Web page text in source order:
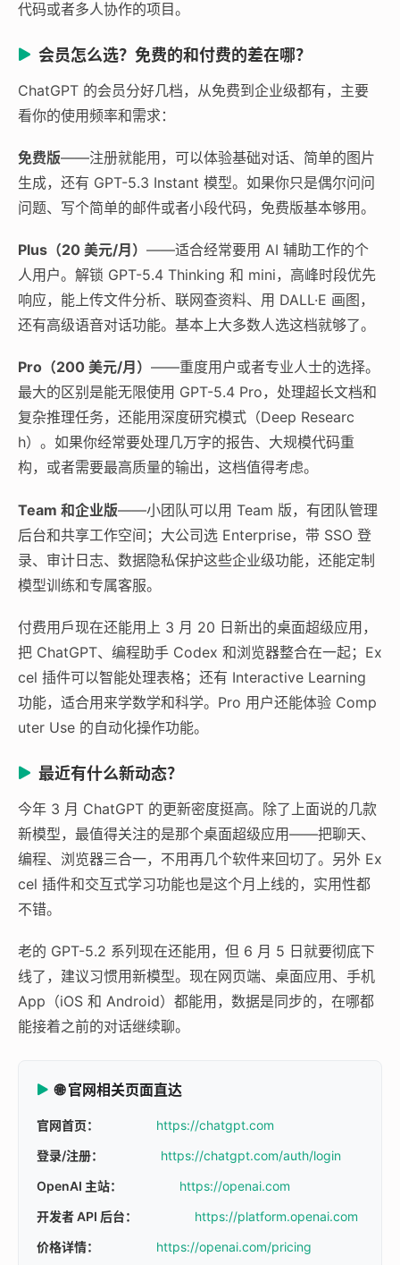
代码或者多人协作的项目。
会员怎么选？免费的和付费的差在哪？
ChatGPT 的会员分好几档，从免费到企业级都有，主要
看你的使用频率和需求：
免费版——注册就能用，可以体验基础对话、简单的图片
生成，还有 GPT-5.3 Instant 模型。如果你只是偶尔问问
问题、写个简单的邮件或者小段代码，免费版基本够用。
Plus（20 美元/月） ——适合经常要用 AI 辅助工作的个
人用户。解锁 GPT-5.4 Thinking 和 mini，高峰时段优先
响应，能上传文件分析、联网查资料、用 DALL·E 画图，
还有高级语音对话功能。基本上大多数人选这档就够了。
Pro（200 美元/月） ——重度用户或者专业人士的选择。
最大的区别是能无限使用 GPT-5.4 Pro，处理超长文档和
复杂推理任务，还能用深度研究模式（Deep Researc
h）。如果你经常要处理几万字的报告、大规模代码重
构，或者需要最高质量的输出，这档值得考虑。
Team 和企业版——小团队可以用 Team 版，有团队管理
后台和共享工作空间；大公司选 Enterprise，带 SSO 登
录、审计日志、数据隐私保护这些企业级功能，还能定制
模型训练和专属客服。
付费用戶现在还能用上 3 月 20 日新出的桌面超级应用，
把 ChatGPT、编程助手 Codex 和浏览器整合在一起；Ex
cel 插件可以智能处理表格；还有 Interactive Learning
功能，适合用来学数学和科学。Pro 用户还能体验 Comp
uter Use 的自动化操作功能。
最近有什么新动态？
今年 3 月 ChatGPT 的更新密度挺高。除了上面说的几款
新模型，最值得关注的是那个桌面超级应用——把聊天、
编程、浏览器三合一，不用再几个软件来回切了。另外 Ex
cel 插件和交互式学习功能也是这个月上线的，实用性都
不错。
老的 GPT-5.2 系列现在还能用，但 6 月 5 日就要彻底下
线了，建议习惯用新模型。现在网页端、桌面应用、手机
App（iOS 和 Android）都能用，数据是同步的，在哪都
能接着之前的对话继续聊。
🌐 官网相关页面直达
官网首页：
https://chatgpt.com
登录/注册：
https://chatgpt.com/auth/login
OpenAI 主站：
https://openai.com
开发者 API 后台：
https://platform.openai.com
价格详情：
https://openai.com/pricing